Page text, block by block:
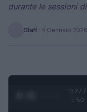
durante le sessioni
Staff · 4 Gennaio 2026
0:28 /
1:50